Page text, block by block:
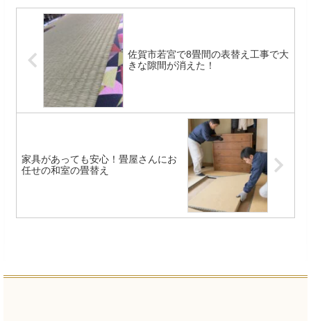
佐賀市若宮で8畳間の表替え工事で大
きな隙間が消えた！
家具があっても安心！畳屋さんにお
任せの和室の畳替え